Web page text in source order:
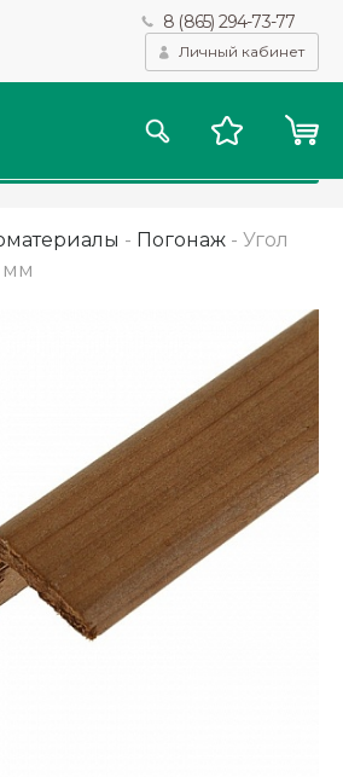
8 (865) 294-73-77
Личный кабинет
- Погонаж - Угол
мм
и другие подобные технологии
целью сбора статистики, повышения
и предоставления вам возможности
просмотра.Подробнее